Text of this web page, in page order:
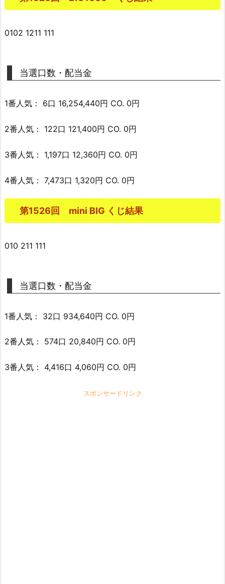
0102 1211 111
当選口数・配当金
1番人気： 6口 16,254,440円 CO. 0円
2番人気： 122口 121,400円 CO. 0円
3番人気： 1,197口 12,360円 CO. 0円
4番人気： 7,473口 1,320円 CO. 0円
第1526回 mini BIG くじ結果
010 211 111
当選口数・配当金
1番人気： 32口 934,640円 CO. 0円
2番人気： 574口 20,840円 CO. 0円
3番人気： 4,416口 4,060円 CO. 0円
スポンサードリンク